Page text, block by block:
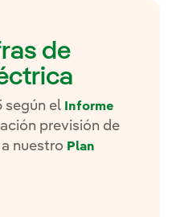
de
según el
Informe
previsión de
nuestro Plan